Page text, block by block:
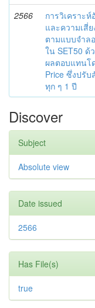
2566
การวิเคราะ
และความเสี่
ตามแบบจำล
ใน SET50 ด้
ผลตอบแทนโ
Price ซึ่งปรั
ทุก ๆ 1 ปี
Discover
Subject
Absolute view
Date issued
2566
Has File(s)
true